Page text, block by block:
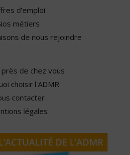
d'emploi
métiers
de nous rejoindre
près de chez vous
choisir l'ADMR
contacter
légales